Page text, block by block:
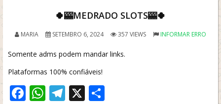
🍀🎰MEDRADO SLOTS🎰🍀
MARIA SETEMBRO 6, 2024 357 VIEWS INFORMAR ERRO
Somente adms podem mandar links.
Plataformas 100% confiáveis!
Facebook
WhatsApp
Telegram
X